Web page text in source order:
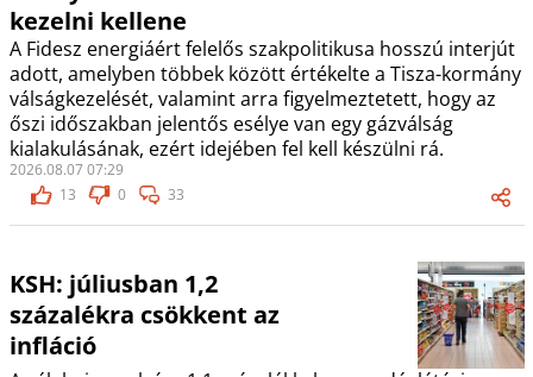
kezelni kellene
A Fidesz energiáért felelős szakpolitikusa hosszú interjút
adott, amelyben többek között értékelte a Tisza-kormány
válságkezelését, valamint arra figyelmeztetett, hogy az
őszi időszakban jelentős esélye van egy gázválság
kialakulásának, ezért idejében fel kell készülni rá.
2026.08.07 07:29
13
0 33
KSH: júliusban 1,2
százalékra csökkent az
infláció